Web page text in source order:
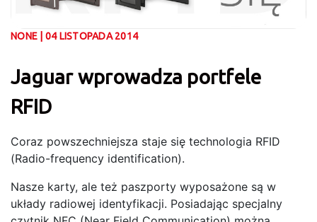
NONE | 04 LISTOPADA 2014
Jaguar wprowadza portfele
RFID
Coraz powszechniejsza staje się technologia RFID
(Radio-frequency identification).
Nasze karty, ale też paszporty wyposażone są w
układy radiowej identyfikacji. Posiadając specjalny